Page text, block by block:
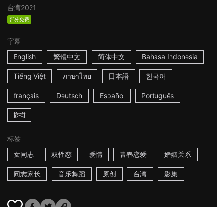
台湾2021
部分免费
字幕
English
繁體中文 简体中文 Bahasa Indonesia
Tiếng Việt ภาษาไทย 日本語 한국어
français Deutsch Español Português
हिन्दी
标签
女同志
双性恋 爱情 青春恋爱 婚姻关系
同志家长 音乐舞蹈 原创 台湾 影集